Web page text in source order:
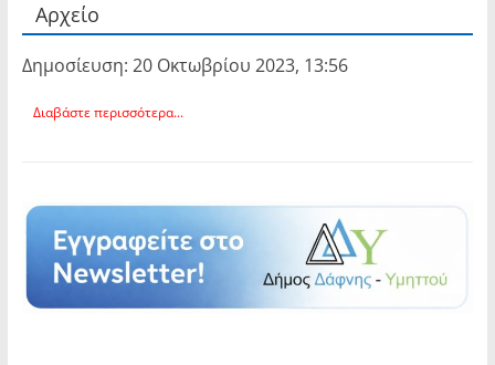
Αρχείο
Δημοσίευση: 20 Οκτωβρίου 2023, 13:56
Διαβάστε περισσότερα...